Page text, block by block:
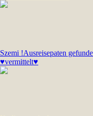
Szemi !Ausreisepaten
♥vermittelt♥